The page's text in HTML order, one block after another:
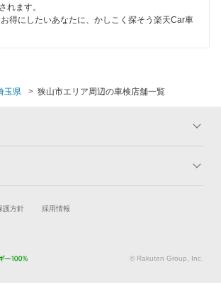
れます。
得にしたいあなたに、かしこく探そう楽天Car車
玉県 狭山市エリア周辺の車検店舗一覧
キャンペーン一覧
新車購入
護方針 採用情報
© Rakuten Group, Inc.